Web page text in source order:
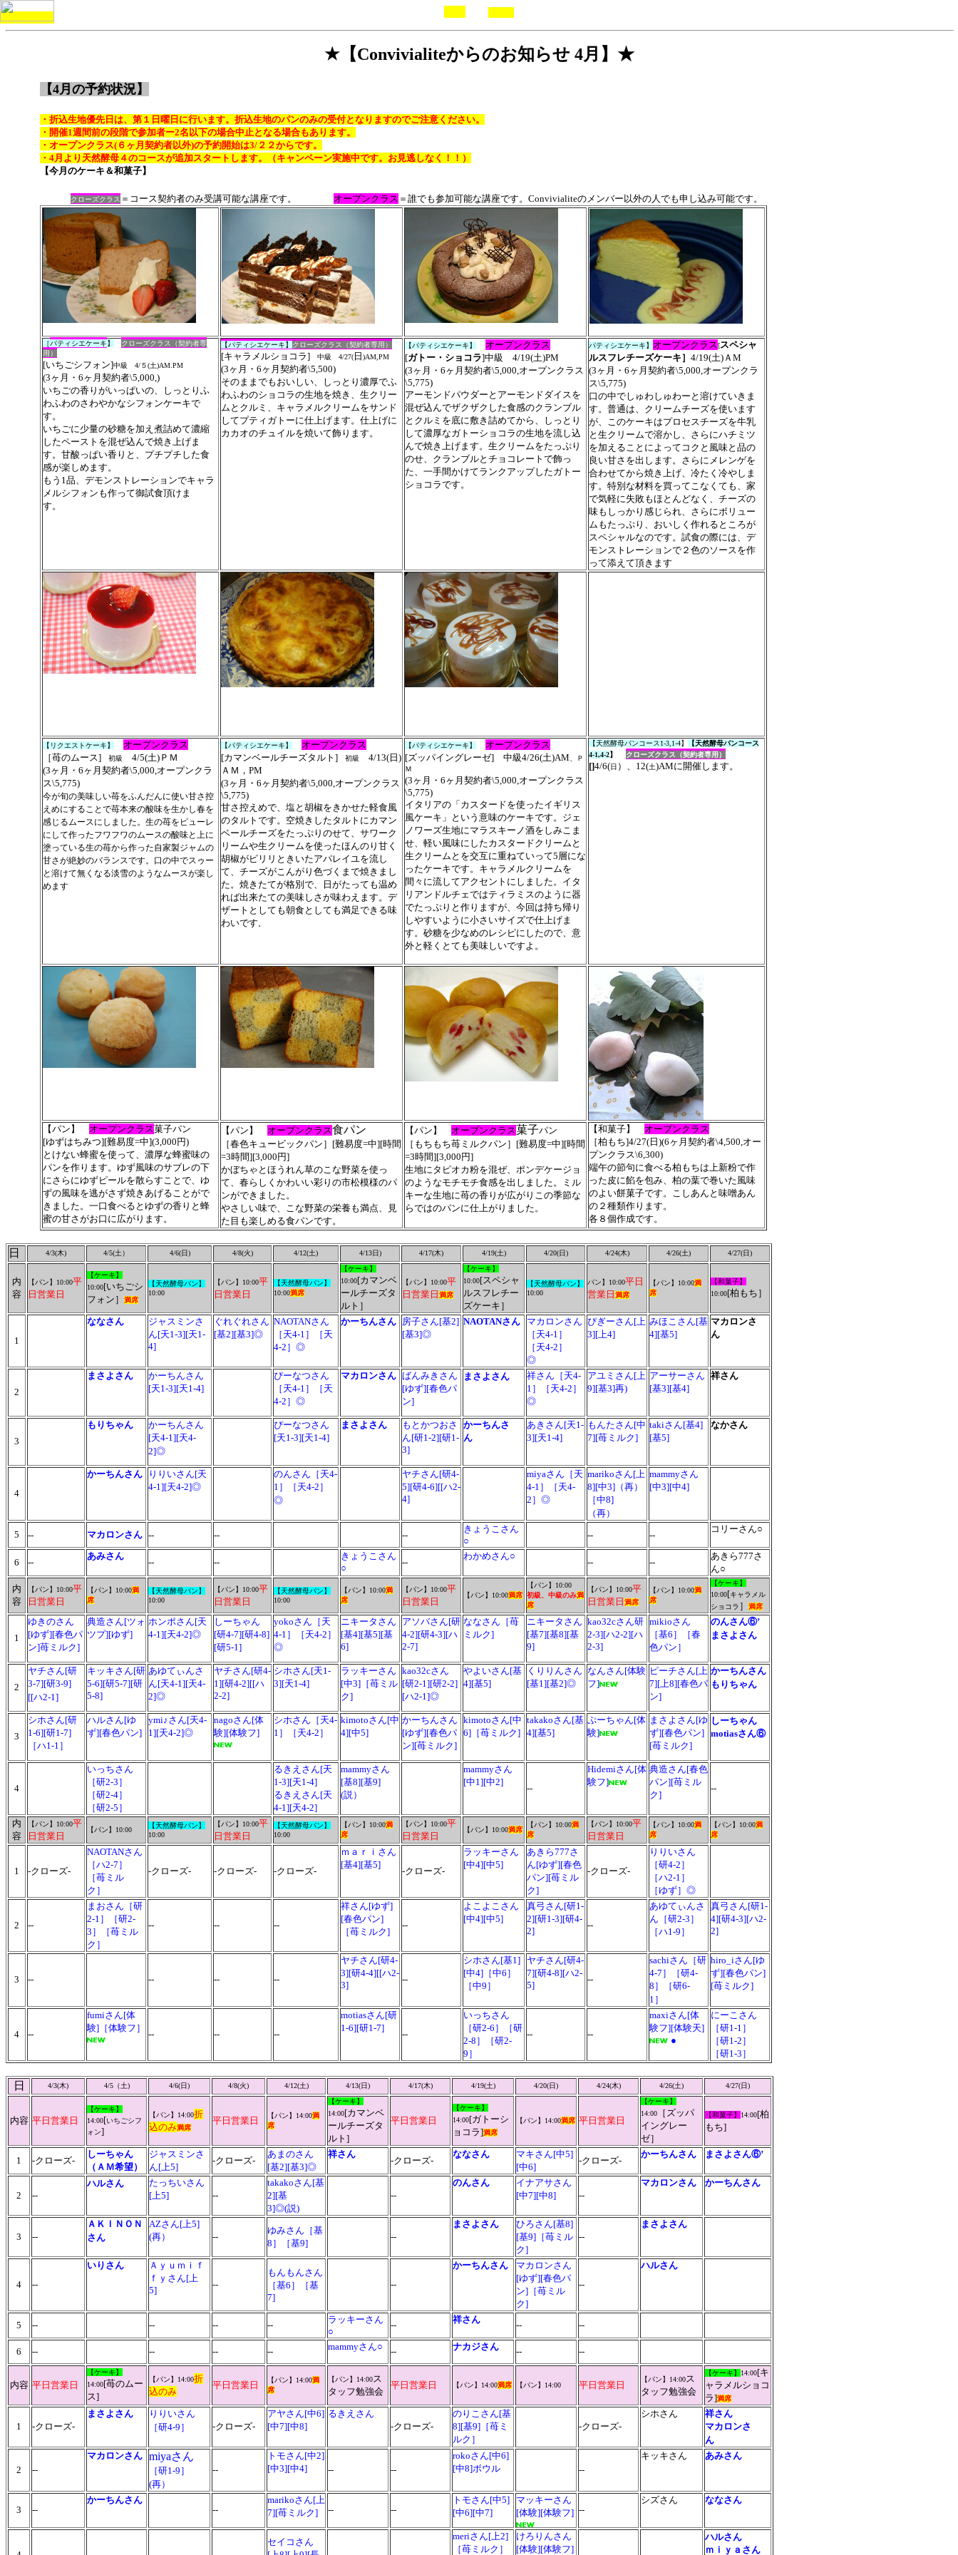
★【Convivialiteからのお知らせ 4月】★
【4月の予約状況】
・折込生地優先日は、第１日曜日に行います。折込生地のパンのみの受付となりますのでご注意ください。
・開催1週間前の段階で参加者ー2名以下の場合中止となる場合もあります。
・オープンクラス(６ヶ月契約者以外)の予約開始は3/２２からです。
・4月より天然酵母４のコースが追加スタートします。（キャンペーン実施中です。お見逃しなく！！）
【今月のケーキ＆和菓子】
クローズクラス ＝コース契約者のみ受講可能な講座です。 オープンクラス ＝誰でも参加可能な講座です。Convivialiteのメンバー以外の人でも申し込み可能です。
［パティシエケーキ】 クローズクラス （契約者専
用）
[いちごシフォン]中級 4/５(土)AM.PM
(3ヶ月・6ヶ月契約者\5,000,)
いちごの香りがいっぱいの、しっとりふ
わふわのさわやかなシフォンケーキで
す。
いちごに少量の砂糖を加え煮詰めて濃縮
したペーストを混ぜ込んで焼き上げま
す。甘酸っぱい香りと、プチプチした食
感が楽しめます。
もう1品、デモンストレーションでキャラ
メルシフォンも作って御試食頂けま
す。
【パティシエケーキ】 クローズクラス （契約者専用）
[キャラメルショコラ] 中級 4/27( 日 )AM,PM
(3ヶ月・6ヶ月契約者\5,500)
そのままでもおいしい、しっとり濃厚でふ
わふわのショコラの生地を焼き、生クリー
ムとクルミ、キャラメルクリームをサンド
してプティガトーに仕上げます。仕上げに
カカオのチュイルを焼いて飾ります。
【パティシエケーキ】
オープンクラス
[ガトー・ショコラ]中級 4/19(土)PM
(3ヶ月・6ヶ月契約者\5,000,オープンクラス
\5,775)
アーモンドパウダーとアーモンドダイスを
混ぜ込んでザクザクした食感のクランブル
と クルミを底に敷き詰めてから、しっとり
して濃厚なガトーショコラの生地を流し込
んで焼き上げます。生クリームをたっぷり
のせ、クランブルとチョコレートで飾っ
た、 一手間かけてランクアップしたガトー
ショコラです。
パティシエケーキ】 オープンクラス[スペシャ
ルスフレチーズケーキ］ 4/19(土)ＡM
(3ヶ月・6ヶ月契約者\5,000,オープンクラ
ス\5,775)
口の中でしゅわしゅわーと溶けていきま
す。普通は、クリームチーズを使います
が、このケーキはプロセスチーズを牛乳
と生クリームで溶かし、さらにハチミツ
を加えることによってコクと風味と品の
良い甘さを出します。さらにメレンゲを
合わせてから焼き上げ、冷たく冷やしま
す。特別な材料を買ってこなくても、家
で気軽に失敗もほとんどなく、チーズの
味もしっかり感じられ、さらにボリュー
ムもたっぷり、おいしく作れるところが
スペシャルなのです。試食の際には、デ
モンストレーションで２色のソースを作
って添えて頂きます
【リクエストケーキ】
オープンクラス
［苺のムース] 初級 4/5(土) ＰＭ
(3ヶ月・6ヶ月契約者\5,000,オープンクラ
ス\5,775)
今が旬の美味しい苺をふんだんに使い甘さ控
えめにすることで苺本来の酸味を生かし春を
感じるムースにしました。生の苺をピューレ
にして作ったフワフワのムースの酸味と上に
塗っている生の苺から作った自家製ジャムの
甘さが絶妙のバランスです。口の中でスゥー
と溶けて無くなる淡雪のようなムースが楽し
めます
【パティシエケーキ】
オープンクラス
[カマンベールチーズタルト ] 初級
4/13(日)
ＡＭ， PM
(3ヶ月・6ヶ月契約者\5,000,オープンクラス
\5,775)
甘さ控えめで、塩と胡椒をきかせた軽食風
のタルトです。空焼きしたタルトにカマン
ベールチーズをたっぷりのせて、サワーク
リームや生クリームを使ったほんのり甘く
胡椒がピリリときいたアパレイユを流し
て、チーズがこんがり色づくまで焼きまし
た。焼きたてが格別で、日がたっても温め
れば出来たての美味しさが味わえます。デ
ザートとしても朝食としても満足できる味
わいです。
【パティシエケーキ】
オープンクラス
[ズッパイングレーゼ] 中級4/26(土)AM、Ｐ
Ｍ
(3ヶ月・6ヶ月契約者\5,000,オープンクラス
\5,775)
イタリアの「カスタードを使ったイギリス
風ケーキ」という意味のケーキです。ジェ
ノワーズ生地にマラスキーノ酒をしみこま
せ、軽い風味にしたカスタードクリームと
生クリームとを交互に重ねていって5層にな
ったケーキです。キャラメルクリームを
間々に流してアクセントにしました。イタ
リアンドルチェではティラミスのように器
でたっぷりと作りますが、今回は持ち帰り
しやすいように小さいサイズで仕上げま
す。砂糖を少なめのレシピにしたので、意
外と軽くとても美味しいですよ。
【天然酵母パンコース1-3,1-4】
【天然酵母パンコース
4-1,4-2】 クローズクラス （契約者専用）
[]4/6(日 ）、12(土)AMに開催します。
【パン】 オープンクラス菓子パン
[ゆずはちみつ][難易度=中](3,000円)
とけない蜂蜜を使って、濃厚な蜂蜜味の
パンを作ります。ゆず風味のサブレの下
にさらにゆずピールを散らすことで、ゆ
ずの風味を逃がさず焼きあげることがで
きました。一口食べるとゆずの香りと蜂
蜜の甘さがお口に広がります。
【パン】 オープンクラス食パン
［春色キュービックパン］[難易度=中][時間
=3時間][3,000円]
かぼちゃとほうれん草のこな野菜を使っ
て、春らしくかわいい彩りの市松模様のパ
ンができました。
やさしい味で、こな野菜の栄養も満点、見
た目も楽しめる食パンです。
【パン】 オープンクラス菓子パン
［もちもち苺ミルクパン］[難易度=中][時間
=3時間][3,000円]
生地にタピオカ粉を混ぜ、ポンデケージョ
のようなモチモチ食感を出しました。ミル
キーな生地に苺の香りが広がりこの季節な
らではのパンに仕上がりました。
【和菓子】
オープンクラス
［柏もち]4/27(日)(6ヶ 月契約者\4,500,オー
プンクラス\6,300)
端午の節句に食べる柏もちは上新粉で作
った皮に餡を包み、柏の葉で巻いた風味
のよい餅菓子です。こしあんと味噌あん
の２種類作ります。
各８個作成です。
日 4/3(木) 4/5(土） 4/6(日) 4/8(火) 4/12(土) 4/13日) 4/17(木) 4/19(土) 4/20(日) 4/24(木) 4/26(土) 4/27(日)
内
容
【パン】 10:00平
日営業日
【ケーキ】
10:00[いちごシ
フォン］
満席
【天然酵母パン】
10:00
【パン】 10:00平
日営業日
【天然酵母パン】
10:00満席
【ケーキ】
10:00[カマンベ
ールチーズタ
ルト］
【パン】 10:00平
日営業日 満席
【ケーキ】
10:00[スペシャ
ルスフレチー
ズケーキ］
【天然酵母パン】
10:00
パン】 10:00平日
営業日 満席
【パン】 10:00満
席
【和菓子】
10:00[柏もち］
1
ななさん
ジャスミンさ
ん[天1-3][天1-
4]
ぐれぐれさん
[基2][基3]◎
NAOTANさん
［天4-1］［天
4-2］◎
かーちんさん 房子さん[基2]
[基3]◎
NAOTANさん
マカロンさん
［天4-1］
［天4-2］
◎
ぴぎーさん[上
3][上4]
みほこさん[基
4][基5]
マカロンさ
ん
2
まさよさん
かーちんさん
[天1-3][天1-4]
ぴーなつさん
［天4-1］［天
4-2］◎
マカロンさん ばんみきさん
[ゆず][春色パ
ン]
まさよさん
祥さん［天4-
1］［天4-2］
◎
アユミさん[上
9][基3]再)
アーサーさん
[基3][基4]
祥さん
3
もりちゃん
かーちんさん
[天4-1][天4-
2]◎
ぴーなつさん
[天1-3][天1-4]
まさよさん
もとかつおさ
ん[研1-2][研1-
3]
かーちんさ
ん
あきさん[天1-
3][天1-4]
もんたさん[中
7][苺ミルク]
takiさん[基4]
[基5]
なかさん
4
かーちんさん
りりいさん[天
4-1][天4-2]◎
のんさん［天4-
1］［天4-2］
◎
ヤチさん[研4-
5][研4-6][[ハ2-
4]
miyaさん［天
4-1］［天4-
2］◎
marikoさん[上
8][中3]（再）
［中8]
（再）
mammyさん
[中3][中4]
5 -- マカロンさん -- -- --
きょうこさん
○
-- --
コリーさん○
6 --
あみさん
-- --
きょうこさん
○
--
わかめさん○
-- --
あきら777さ
ん○
内
容
【パン】 10:00平
日営業日
【パン】 10:00満
席
【天然酵母パン】
10:00
【パン】 10:00平
日営業日
【天然酵母パン】
10:00
【パン】 10:00満
席
【パン】 10:00平
日営業日
【パン】 10:00満席
【パン】 10:00
初級、中級のみ満
席
【パン】 10:00平
日営業日 満席
【パン】 10:00満
席
【ケーキ】
10:00[キャラメル
ショコラ ］ 満席
1
ゆきのさん
[ゆず][春色パ
ン]苺ミルク]
典造さん[ツォ
ツプ][ゆず]
ホンポさん[天
4-1][天4-2]◎
しーちゃん
[研4-7][研4-8]
[研5-1]
yokoさん［天
4-1］［天4-2］
◎
ニキータさん
[基4][基5][基
6]
アソバさん[研
4-2][研4-3][ハ
2-7]
ななさん［苺
ミルク]
ニキータさん
[基7][基8][基
9]
kao32cさん研
2-3][ハ2-2][ハ
2-3]
mikioさん
［基6］［春
色パン］
のんさん⑥’
まさよさん
2
ヤチさん[研
3-7][研3-9]
[[ハ2-1]
キッキさん[研
5-6][研5-7][研
5-8]
あゆてぃんさ
ん[天4-1][天4-
2]◎
ヤチさん[研4-
1][研4-2][[ハ
2-2]
シホさん[天1-
3][天1-4]
ラッキーさん
[中3]［苺ミル
ク]
kao32cさん
[研2-1][研2-2]
[ハ2-1]◎
やよいさん[基
4][基5]
くりりんさん
[基1][基2]◎
なんさん[体験
フ]
ピーチさん[上
7][上8][春色パ
ン]
かーちんさん
もりちゃん
3
シホさん[研
1-6][研1-7]
［ハ1-1］
ハルさん[ゆ
ず][春色パン]
ymi♪さん[天4-
1][天4-2]◎
nagoさん[体
験][体験フ]
シホさん［天4-
1］［天4-2］
kimotoさん[中
4][中5]
かーちんさん
[ゆず][春色パ
ン][苺ミルク]
kimotoさん[中
6]［苺ミルク]
takakoさん[基
4][基5]
ぷーちゃん[体
験]
まさよさん[ゆ
ず][春色パン]
[苺ミルク]
しーちゃん
motiasさん⑥
4
いっちさん
［研2-3］
［研2-4］
［研2-5］
るきえさん[天
1-3][天1-4]
るきえさん[天
4-1][天4-2]
mammyさん
[基8][基9]
(説）
mammyさん
[中1][中2]
--
Hidemiさん[体
験フ]
典造さん[春色
パン][苺ミル
ク]
--
内
容
【パン】 10:00平
日営業日
【パン】 10:00
【天然酵母パン】
10:00
【パン】 10:00平
日営業日
【天然酵母パン】
10:00
【パン】 10:00満
席
【パン】 10:00平
日営業日
【パン】 10:00満席
【パン】 10:00満
席
【パン】 10:00平
日営業日
【パン】 10:00満
席
【パン】 10:00満
席
1 -クローズ-
NAOTANさん
［ハ2-7］
［苺ミル
ク］
-クローズ- -クローズ- -クローズ-
ｍａｒｉさん
[基4][基5]
-クローズ-
ラッキーさん
[中4][中5]
あきら777さ
ん[ゆず][春色
パン][苺ミル
ク]
-クローズ-
りりいさん
［研4-2］
［ハ2-1］
［ゆず］◎
2 --
まおさん［研
2-1］［研2-
3］［苺ミル
ク］
-- -- --
祥さん[ゆず]
[春色パン]
［苺ミルク]
--
よこよこさん
[中4][中5]
真弓さん[研1-
2][研1-3][研4-
2]
--
あゆてぃんさ
ん［研2-3］
［ハ1-9］
真弓さん[研1-
4][研4-3][ハ2-
2]
3 -- -- -- --
ヤチさん[研4-
3][研4-4][[ハ2-
3]
--
シホさん[基1]
[中4]［中6］
［中9］
ヤチさん[研4-
7][研4-8][ハ2-
5]
--
sachiさん［研
4-7］［研4-
8］［研6-
1］
hiro_iさん[ゆ
ず][春色パン]
[苺ミルク]
4 --
fumiさん[体
験]［体験フ］
-- -- --
motiasさん[研
1-6][研1-7]
--
いっちさん
［研2-6］［研
2-8］［研2-
9］
-- --
maxiさん[体
験フ][体験天]
●
にーこさん
［研1-1］
［研1-2］
［研1-3］
日 4/3(木) 4/5（土) 4/6(日) 4/8(火) 4/12(土) 4/13(日) 4/17(木) 4/19(土) 4/20(日) 4/24(木) 4/26(土) 4/27(日)
内容 平日営業日
【ケーキ】
14:00[いちごシフ
ォン]
【パン】 14:00折
込のみ満席
平日営業日 【パン】 14:00満
席
【ケーキ】
14:00[カマンベ
ールチーズタ
ルト ]
平日営業日
【ケーキ】
14:00[ガトーシ
ョコラ]満席
【パン】 14:00満席 平日営業日
【ケーキ】
14:00
［ズッパ
イングレー
ゼ］
【和菓子】 14:00[柏
もち]
1 -クローズ-
しーちゃん
（ＡＭ希望）
ジャスミンさ
ん[上5]
-クローズ-
あまのさん
[基2][基3]◎
祥さん
-クローズ-
ななさん
マキさん[中5]
[中6]
-クローズ-
かーちんさん まさよさん⑥’
2 --
ハルさん
たっちいさん
[上5]
--
takakoさん[基
2][基
3]◎(説)
--
のんさん
イナアサさん
[中7][中8]
--
マカロンさん かーちんさん
3 --
ＡＫＩＮＯＮ
さん
AZさん[上5]
(再）
--
ゆみさん［基
8］［基9]
--
まさよさん
ひろさん[基8]
[基9]［苺ミル
ク]
--
まさよさん
4 --
いりさん
Ａｙｕｍｉｆ
ｆｙさん[上
5]
--
もんもんさん
［基6］［基
7]
--
かーちんさん
マカロンさん
[ゆず][春色パ
ン]［苺ミル
ク]
--
ハルさん
5 -- -- -- --
ラッキーさん
○
--
祥さん
-- --
6 -- -- -- -- mammyさん○ -- ナカジさん -- --
内容 平日営業日
【ケーキ】
14:00[苺のムー
ス]
【パン】 14:00折
込のみ
平日営業日 【パン】 14:00満
席
【パン】 14:00ス
タッフ勉強会
平日営業日 【パン】 14:00満席 【パン】 14:00 平日営業日
【パン】 14:00ス
タッフ勉強会
【ケーキ】 14:00[キ
ャラメルショコ
ラ]満席
1 -クローズ-
まさよさん
りりいさん
［研4-9］
-クローズ-
アヤさん[中6]
[中7][中8]
るきえさん
-クローズ-
のりこさん[基
8][基9]［苺ミ
ルク］
-クローズ-
シホさん
祥さん
マカロンさ
ん
2 --
マカロンさん miyaさん
［研1-9］
(再）
--
トモさん[中2]
[中3][中4]
-- --
rokoさん[中6]
[中8]ボウル
--
キッキさん あみさん
3 --
かーちんさん
--
marikoさん[上
7][苺ミルク]
-- --
トモさん[中5]
[中6][中7]
マッキーさん
[体験][体験フ] --
シズさん ななさん
セイコさん
meriさん[上2]
［苺ミルク］
けろりんさん
[体験][体験フ]
ハルさん
ｍｉｙａさん